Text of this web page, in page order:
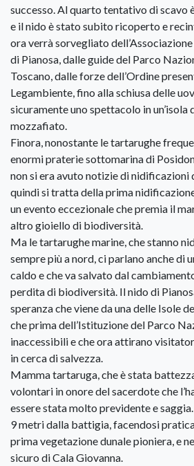
successo. Al quarto tentativo di scavo
e il nido è stato subito ricoperto e
ora verrà sorvegliato
di Pianosa, dalle guide del Parco
Toscano, dalle forze dell’Ordine
Legambiente, fino alla schiusa delle
sicuramente uno spettacolo in un’isola
mozzafiato.
Finora, nonostante le tartarughe
enormi praterie sottomarina di
non si era avuto notizie di nidificazioni
quindi si tratta della prima
un evento eccezionale che premia il
altro gioiello di biodiversità.
Ma le tartarughe marine, che stanno
sempre più a nord, ci parlano anche di
caldo e che va salvato dal
perdita di biodiversità. Il nido di
speranza che viene da una delle Isole
che prima dell’Istituzione del Parco
inaccessibili e che ora attirano
in cerca di salvezza.
Mamma tartaruga, che è stata
volontari in onore del sacerdote che
essere stata molto previdente e
9 metri dalla battigia, facendosi
prima vegetazione dunale pioniera, e
sicuro di Cala Giovanna.